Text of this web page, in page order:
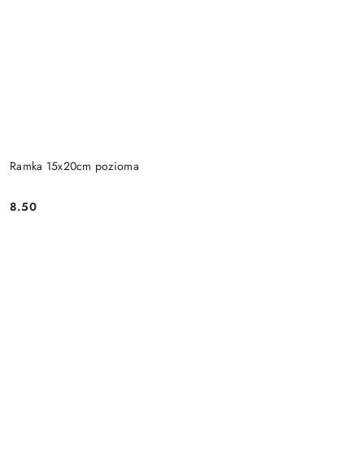
Ramka 15x20cm pozioma
Cena:
8.50